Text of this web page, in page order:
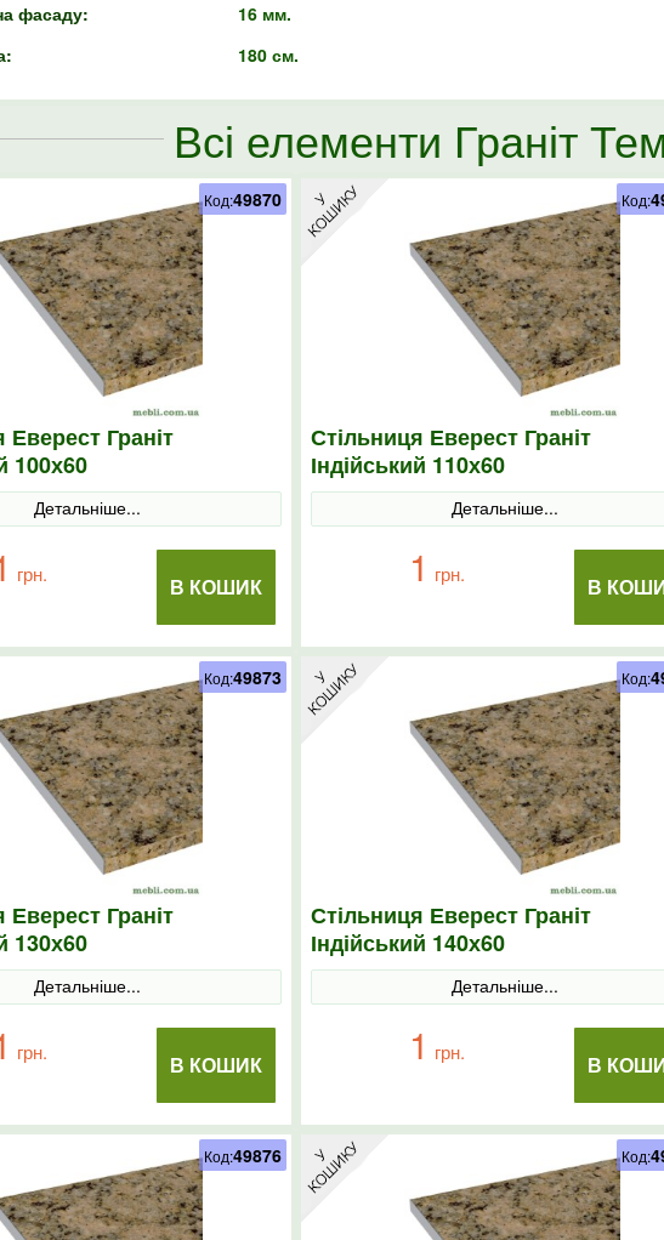
фасаду:
16 мм.
180 см.
Всі елементи Граніт
Еверест Граніт
100х60
Детальніше...
В КОШИК
грн.
Код:49870
Стільниця Еверест Граніт
Індійський 110х60
Детальніше...
В
1 грн.
Код:
Еверест Граніт
130х60
Детальніше...
В КОШИК
грн.
Код:49873
Стільниця Еверест Граніт
Індійський 140х60
Детальніше...
В
1 грн.
Код:
Код:49876 Код: